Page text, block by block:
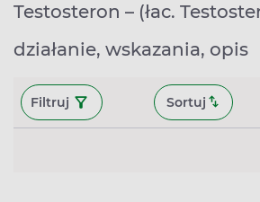
Testosteron – (łac.
działanie, wskazania, opis
Filtruj Sortuj